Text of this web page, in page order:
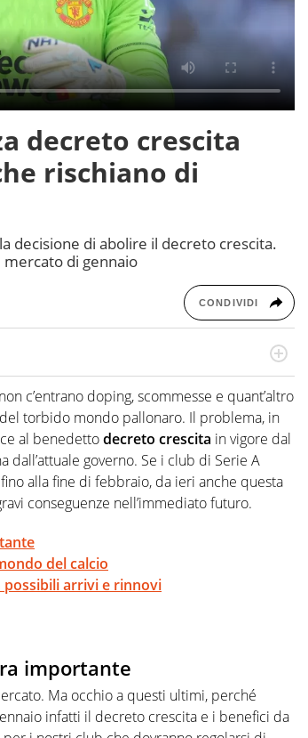
decreto crescita
rischiano di
decisione di abolire il decreto crescita.
mercato di gennaio
CONDIVIDI
laurea sugli stadi di proprietà in Italia. Il calcio
e professione. Per Virgilio Sport
mondo dello sport per antonomasia
c’entrano doping, scommesse e quant’altro
torbido mondo pallonaro. Il problema, in
al benedettodecreto crescita in vigore dal
dall’attuale governo. Se i club di Serie A
alla fine di febbraio, da ieri anche questa
conseguenze nell’immediato futuro.
del calcio
possibili arrivi e rinnovi
importante
Ma occhio a questi ultimi, perché
infatti il decreto crescita e i benefici da